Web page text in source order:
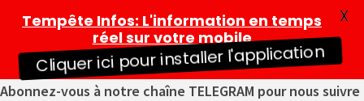
Abonnez-vous à notre chaîne TELEGRAM pour nous suivre
Tempête Infos: L'information en temps
réel sur votre mobile
Cliquer ici pour installer l'application
X